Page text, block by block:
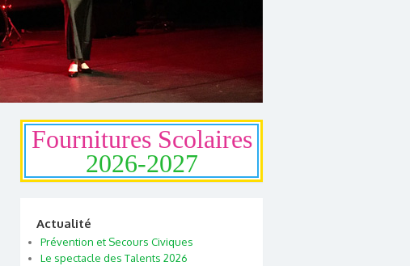
Fournitures Scolaires
2026-2027
Actualité
Prévention et Secours Civiques
Le spectacle des Talents 2026